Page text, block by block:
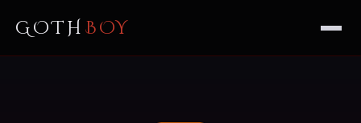
GOTH BOY